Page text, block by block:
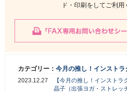
ド・印刷をしてご利用
カテゴリー： 今月の推し！インストラ
2023.12.27
【今月の推し！インスト
晶子（出張ヨガ・ストレッ